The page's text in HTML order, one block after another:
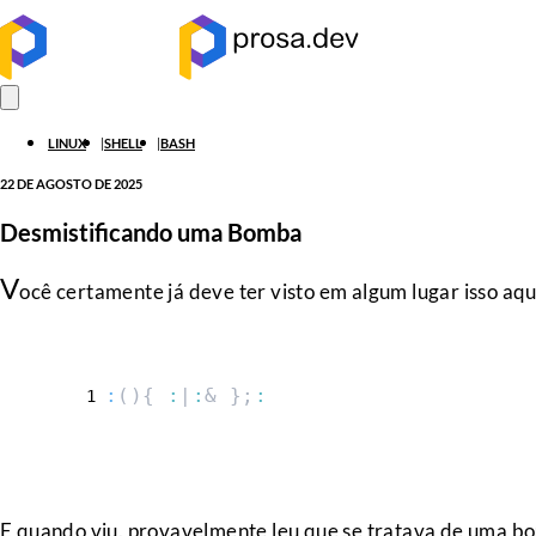
LINUX SHELL BASH
22 DE AGOSTO DE 2025
Desmistificando uma Bomba
Você certamente já deve ter visto em algum lugar isso
: (){ : | :& }; :
E quando viu, provavelmente leu que se tratava de uma